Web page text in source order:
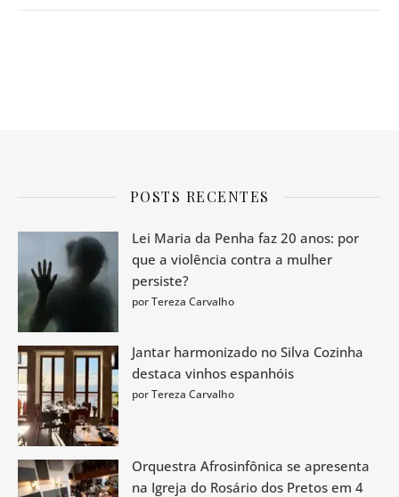
POSTS RECENTES
Lei Maria da Penha faz 20 anos: por
que a violência contra a mulher
persiste?
por Tereza Carvalho
Jantar harmonizado no Silva Cozinha
destaca vinhos espanhóis
por Tereza Carvalho
Orquestra Afrosinfônica se apresenta
na Igreja do Rosário dos Pretos em 4